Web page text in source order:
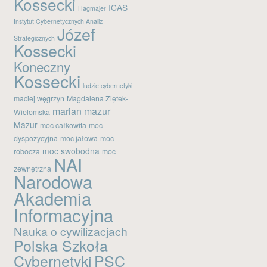
Kanał wpisów
Kanał komentarzy
WordPress.org
Hagmajer ICAS
Instytut Cybernetycznych Analiz
Strategicznych Józef
Kossecki
Koneczny
Kossecki ludzie cybernetyki
maciej węgrzyn Magdalena Ziętek-
Wielomska marian mazur
Mazur moc całkowita moc
dyspozycyjna moc jałowa moc
robocza moc swobodna moc
zewnętrzna NAI
Narodowa
Akademia
Informacyjna
Nauka o cywilizacjach
Polska Szkoła
Cybernetyki PSC